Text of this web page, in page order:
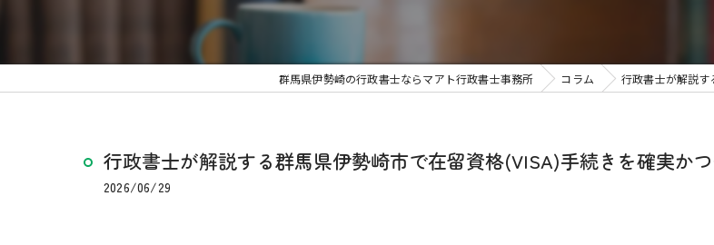
群馬県伊勢崎の行政書士ならマアト行政書士事務所 コラム 行政書士が解説す
行政書士が解説する群馬県伊勢崎市で在留資格(VISA)手続きを確実か
2026/06/29